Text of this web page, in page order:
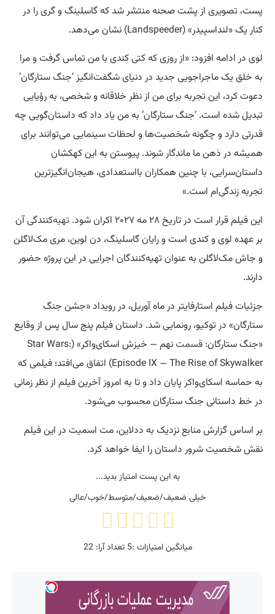
پست، تصویری از پشت صحنه منتشر شد که گاسلینگ و گری را در
کنار یک «لنداسپیدر» (Landspeeder) نشان می‌دهد.
لوی در ادامه افزود: «از روزی که کتی کندی با من تماس گرفت و مرا
به خلق یک ماجراجویی جدید در دنیای شگفت‌انگیز ‘جنگ ستارگان’
دعوت کرد، این تجربه برای من از نظر خلاقانه و شخصی، به رؤیایی
تبدیل شده است. ‘جنگ ستارگان’ به من یاد داد که داستان‌گویی چه
قدرتی دارد و چگونه شخصیت‌ها و لحظات سینمایی می‌توانند برای
همیشه در ذهن ما ماندگار شوند. پیوستن به این کهکشان
داستان‌سرایی، با چنین همکاران بااستعدادی، هیجان‌انگیزترین
تجربه زندگی‌ام است.»
این فیلم قرار است در تاریخ ۲۸ مه ۲۰۲۷ اکران شود.
تهیه‌کنندگی آن
بر عهده لوی و کندی است و رایان گاسلینگ، دن لوین، مری مک‌لاگلن
و جاش مک‌لاگلن به عنوان تهیه‌کنندگان اجرایی در این پروژه حضور
دارند.
جزئیات فیلم استارفایتر در ماه آوریل، در رویداد «جشن جنگ
ستارگان» در توکیو، رونمایی شد. داستان فیلم پنج سال پس از وقایع
«جنگ ستارگان: قسمت
نهم — خیزش اسکای‌واکر» (Star Wars:
Episode IX — The Rise of Skywalker) اتفاق می‌افتد؛ فیلمی که
به حماسه اسکای‌واکر پایان داد و تا به امروز آخرین فیلم از نظر زمانی
در خط داستانی جنگ ستارگان محسوب می‌شود.
بر اساس گزارش منابع نزدیک به ددلاین، مت اسمیت در این فیلم
نقش شخصیت شرور داستان را ایفا خواهد کرد.
به این پست امتیاز بدید...
خیلی ضعیف/ضعیف/متوسط/خوب/عالی
میانگین امتیازات :5 تعداد آرا:22